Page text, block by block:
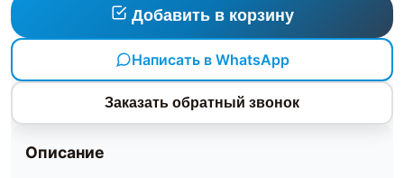
Добавить в корзину
Написать в WhatsApp
Заказать обратный звонок
Описание